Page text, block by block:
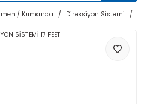
/ Kumanda Direksiyon Sistemi